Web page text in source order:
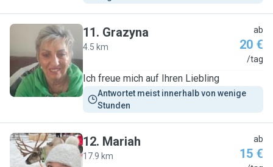
G
11. Grazyna
4.5 km
ab
20 €
/tag
Ich freue mich auf Ihren Liebling
Antwortet meist innerhalb von wenige
Stunden
12. Mariah
17.9 km
ab
15 €